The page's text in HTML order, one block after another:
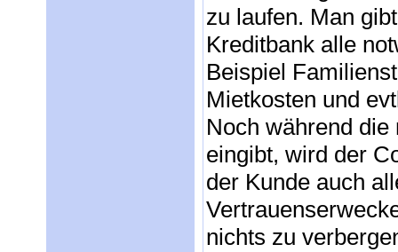
zu laufen. Man
Kreditbank alle
Beispiel
Mietkosten und
Noch während
eingibt, wird der
der Kunde auch
nichts zu